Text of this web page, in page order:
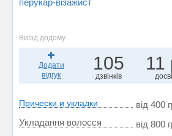
перукар-візажист
Виїзд додому
Додати
відгук
105
дзвінків
11
Прически и укладки
від 400
Укладання волосся
від 800